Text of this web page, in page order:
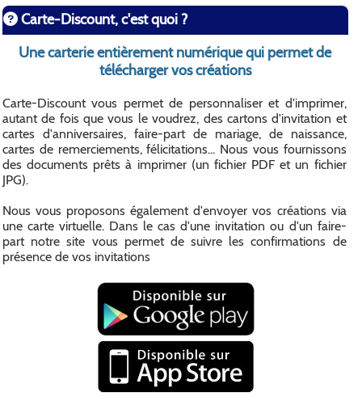
Carte-Discount, c'est quoi ?
Une carterie entièrement numérique qui permet de
télécharger vos créations
Carte-Discount vous permet de personnaliser et d'imprimer,
autant de fois que vous le voudrez, des cartons d'invitation et
cartes d'anniversaires, faire-part de mariage, de naissance,
cartes de remerciements, félicitations... Nous vous fournissons
des documents prêts à imprimer (un fichier PDF et un fichier
JPG).
Nous vous proposons également d'envoyer vos créations via
une carte virtuelle. Dans le cas d'une invitation ou d'un faire-
part notre site vous permet de suivre les confirmations de
présence de vos invitations